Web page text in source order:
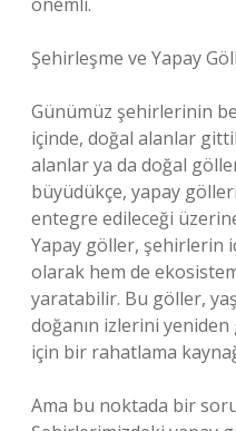
Şehirleşme ve Yapay
Günümüz şehirlerinin
içinde, doğal alanlar
alanlar ya da doğal
büyüdükçe, yapay
entegre edileceği
Yapay göller, şehirlerin
olarak hem de
yaratabilir. Bu göller,
doğanın izlerini
için bir rahatlama
Ama bu noktada bir